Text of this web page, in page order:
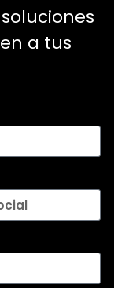
a tus